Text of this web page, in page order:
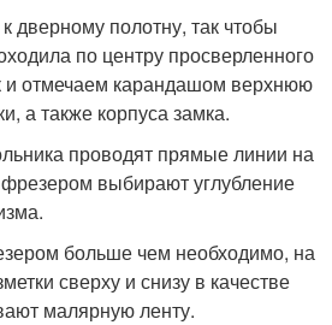
дверному полотну, так чтобы
по центру просверленного
и отмечаем карандашом верхнюю
а также корпуса замка.
проводят прямые линии на
выбирают углубление
больше чем необходимо, на
сверху и снизу в качестве
малярную ленту.